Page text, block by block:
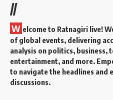
//
W elcome to Ratnagiri live!
of global events, delivering
analysis on politics, business,
entertainment, and more.
to navigate the headlines and
discussions.